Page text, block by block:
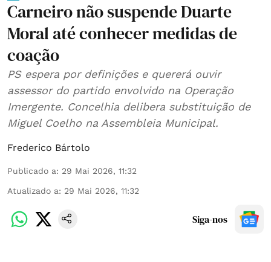
Carneiro não suspende Duarte
Moral até conhecer medidas de
coação
PS espera por definições e quererá ouvir
assessor do partido envolvido na Operação
Imergente. Concelhia delibera substituição de
Miguel Coelho na Assembleia Municipal.
Frederico Bártolo
Publicado a: 29 Mai 2026, 11:32
Atualizado a: 29 Mai 2026, 11:32
Siga-nos